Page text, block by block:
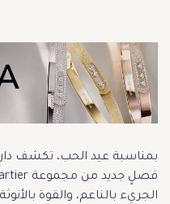
الجريء بالناعم، والقوة